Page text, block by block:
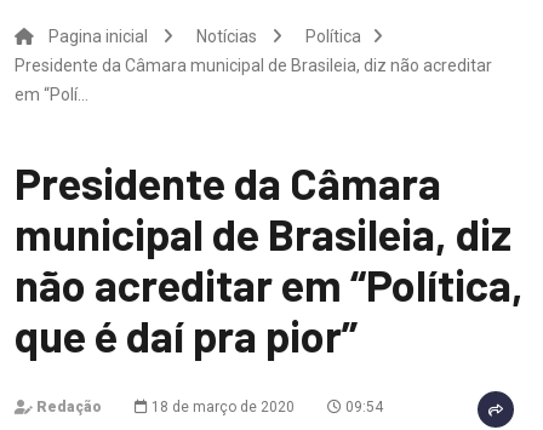
Pagina inicial Notícias
Política
Presidente da Câmara municipal de Brasileia, diz não acreditar
em “Polí...
Presidente da Câmara
municipal de Brasileia, diz
não acreditar em “Política,
que é daí pra pior”
Redação 18 de março de 2020 09:54